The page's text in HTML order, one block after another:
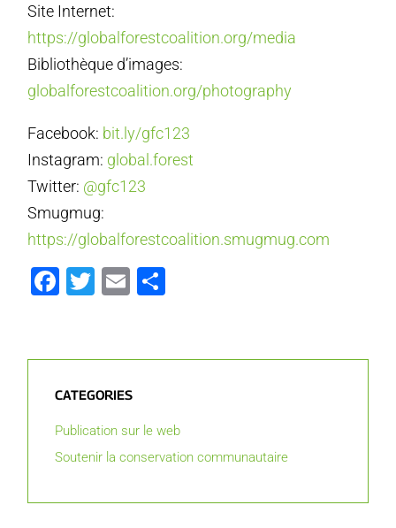
Site Internet:
https://globalforestcoalition.org/media
Bibliothèque d’images:
globalforestcoalition.org/photography
Facebook: bit.ly/gfc123
Instagram: global.forest
Twitter: @gfc123
Smugmug:
https://globalforestcoalition.smugmug.com
Facebook
Twitter
Email
CATEGORIES
Publication sur le web
Soutenir la conservation communautaire